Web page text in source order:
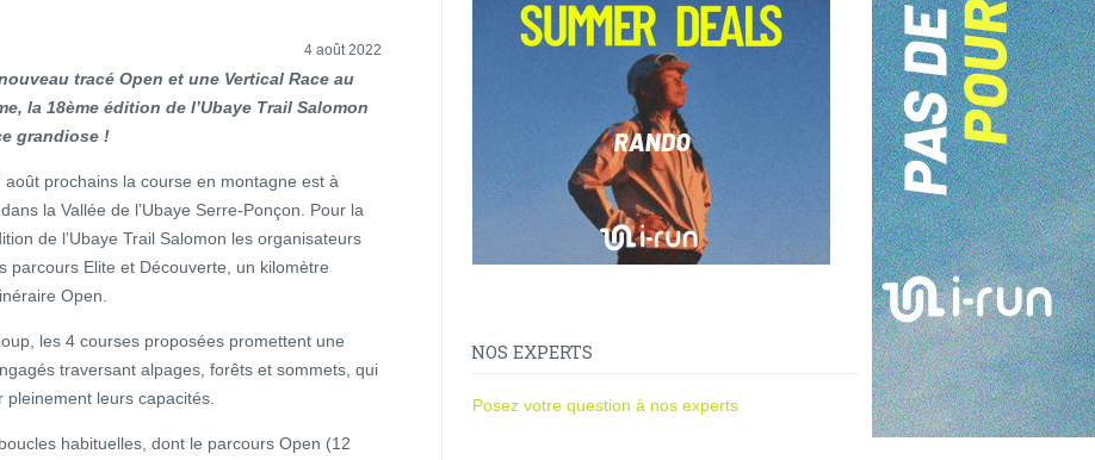
4 août 2022
tracé Open et une Vertical Race au
la 18ème édition de l’Ubaye Trail Salomon
grandiose !
août prochains la course en montagne est à
dans la Vallée de l’Ubaye Serre-Ponçon. Pour la
de l’Ubaye Trail Salomon les organisateurs
parcours Elite et Découverte, un kilomètre
Open.
les 4 courses proposées promettent une
traversant alpages, forêts et sommets, qui
pleinement leurs capacités.
habituelles, dont le parcours Open (12
NOS EXPERTS
Posez votre question à nos experts